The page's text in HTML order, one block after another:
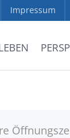
Impressum